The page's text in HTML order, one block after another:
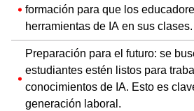
formación para que los
herramientas de IA en sus clases.
Preparación para el futuro: se
estudiantes estén listos para
conocimientos de IA. Esto es
generación laboral.